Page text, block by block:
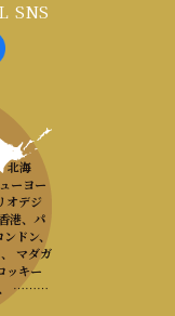
SNS
北海
ーヨー
オデジ
港、パ
ンドン、
マダガ
ッキー
、 ………